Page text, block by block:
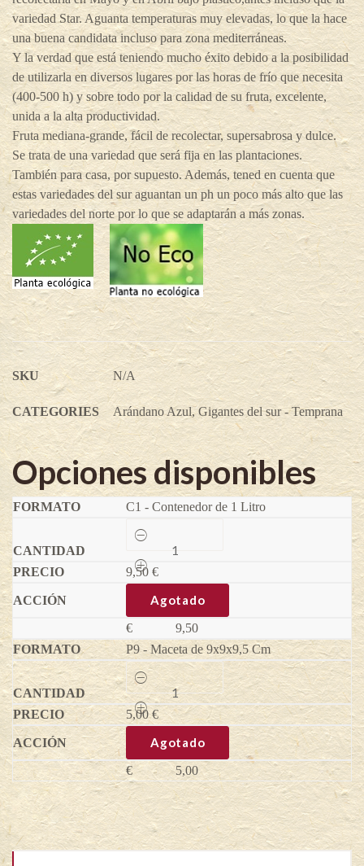
variedad Star. Aguanta temperaturas muy elevadas, lo que la hace
una buena candidata incluso para zona mediterráneas.
Y la verdad que está teniendo mucho éxito debido a la posibilidad
de utilizarla en diversos lugares por las horas de frío que necesita
(400-500 h) y sobre todo por la calidad de su fruta, excelente,
unida a la alta productividad.
Fruta mediana-grande, fácil de recolectar, supersabrosa y dulce.
Se trata de una variedad que será fija en las plantaciones.
También para casa, por supuesto. Además, tened en cuenta que
estas variedades del sur aguantan un ph un poco más alto que las
variedades del norte por lo que se adaptarán a más zonas.
SKU N/A
CATEGORIES Arándano Azul,Gigantes del sur - Temprana
Opciones disponibles
C1 - Contenedor de 1 Litro
Alixblue
Vaccinium
corymbosum
quantity
9,50 €
Agotado
€
9,50
P9 - Maceta de 9x9x9,5 Cm
Alixblue
Vaccinium
corymbosum
quantity
5,00€
Agotado
€ 5,00